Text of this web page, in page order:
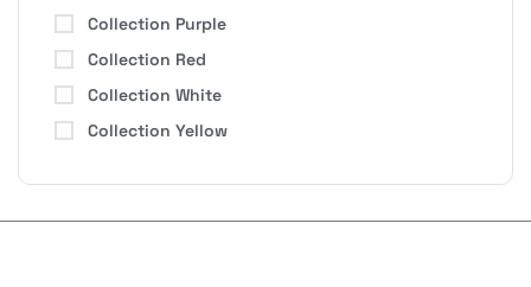
Collection Purple
Collection Red
Collection White
Collection Yellow
Nom